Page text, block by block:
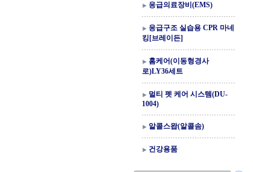
응급의료장비(EMS)
응급구조 실습용 CPR 마네
킹[브레이든]
홈케어(이동형경사
로)LY36세트
멀티 펫 케어 시스템(DU-
1004)
알콜스왑(알콜솜)
건강용품